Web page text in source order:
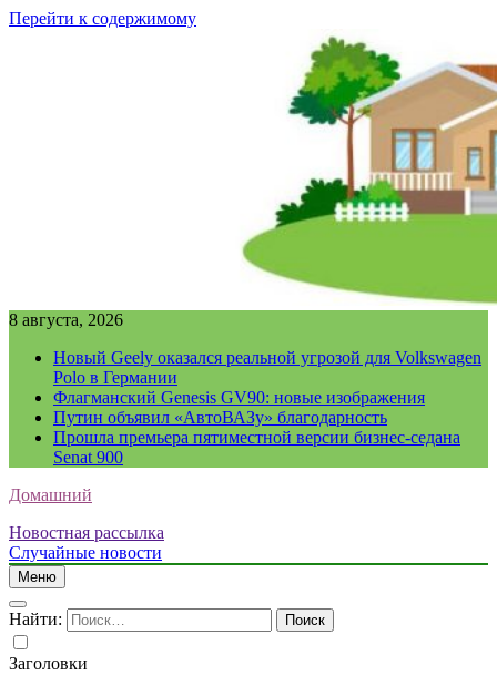
Перейти к содержимому
8 августа, 2026
Новый Geely оказался реальной угрозой для Volkswagen
Polo в Германии
Флагманский Genesis GV90: новые изображения
Путин объявил «АвтоВАЗу» благодарность
Прошла премьера пятиместной версии бизнес-седана
Senat 900
Домашний
Новостная рассылка
Случайные новости
Меню
Найти:
Заголовки